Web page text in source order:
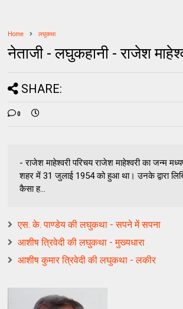
Home लघुकथा
नेताजी - लघुकहानी - राजेश
SHARE:
0
- राजेश माहेश्वरी परिचय राजेश माहेश्वरी का जन्म
शहर में 31 जुलाई 1954 को हुआ था। उनके द्वारा
कैसा ह...
एस. के. पाण्डेय की लघुकथा - सपने में सपना
आशीष त्रिवेदी की लघुकथा - मुख्यधारा
आशीष कुमार त्रिवेदी की लघुकथा - लकीर